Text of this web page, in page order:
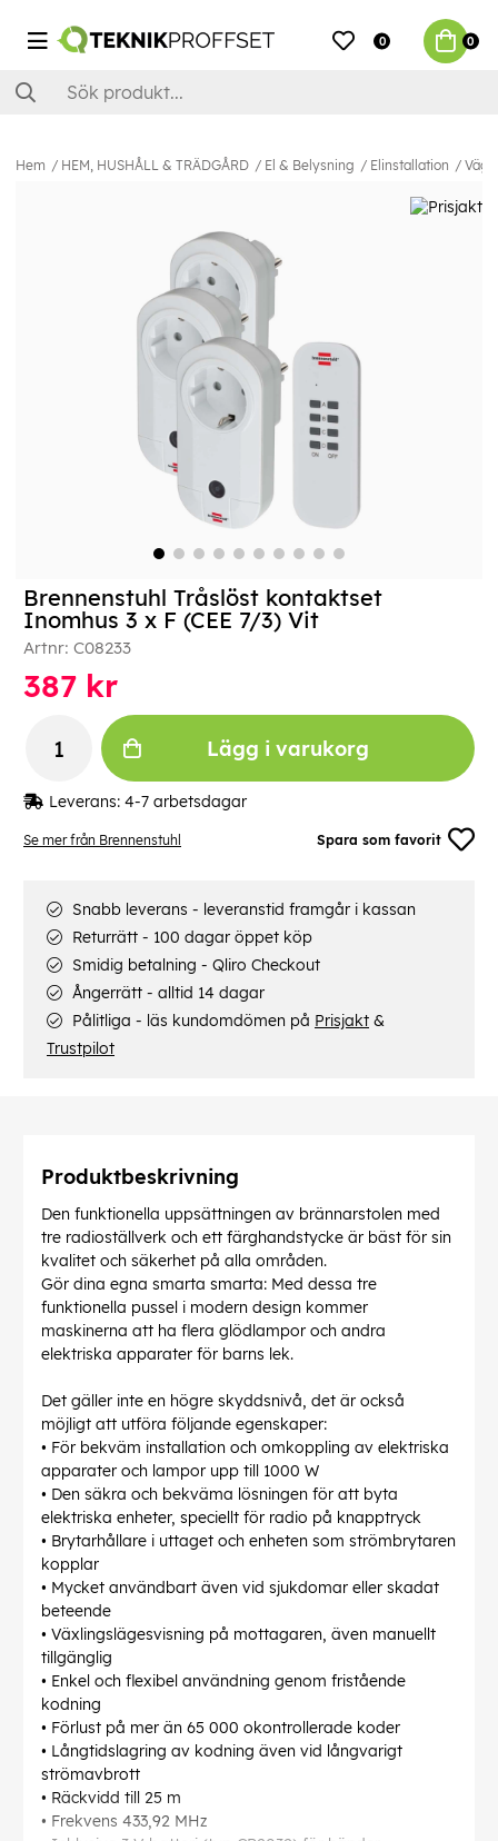
0 0
Hem HEM, HUSHÅLL & TRÄDGÅRD El & Belysning Elinstallation
Se mer från Brennenstuhl Spara som favorit
Brennenstuhl Tråslöst kontaktset
Inomhus 3 x F (CEE 7/3) Vit
Artnr: C08233
387 kr
Lägg i varukorg
Leverans: 4-7 arbetsdagar
Snabb leverans - leveranstid framgår i kassan
Returrätt - 100 dagar öppet köp
Smidig betalning - Qliro Checkout
Ångerrätt - alltid 14 dagar
Pålitliga - läs kundomdömen på Prisjakt &
Trustpilot
Produktbeskrivning
Den funktionella uppsättningen av brännarstolen med
tre radioställverk och ett färghandstycke är bäst för sin
kvalitet och säkerhet på alla områden.
Gör dina egna smarta smarta: Med dessa tre
funktionella pussel i modern design kommer
maskinerna att ha flera glödlampor och andra
elektriska apparater för barns lek.
Det gäller inte en högre skyddsnivå, det är också
möjligt att utföra följande egenskaper:
• För bekväm installation och omkoppling av elektriska
apparater och lampor upp till 1000 W
• Den säkra och bekväma lösningen för att byta
elektriska enheter, speciellt för radio på knapptryck
• Brytarhållare i uttaget och enheten som strömbrytaren
kopplar
• Mycket användbart även vid sjukdomar eller skadat
beteende
• Växlingslägesvisning på mottagaren, även manuellt
tillgänglig
• Enkel och flexibel användning genom fristående
kodning
• Förlust på mer än 65 000 okontrollerade koder
• Långtidslagring av kodning även vid långvarigt
strömavbrott
• Räckvidd till 25 m
• Frekvens 433,92 MHz